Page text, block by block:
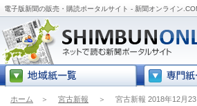
電子版新聞の販売・購読ポータルサイト - 新聞オンライン
ホーム ＞ 宮古新報 ＞ 宮古新報 2018年12月23